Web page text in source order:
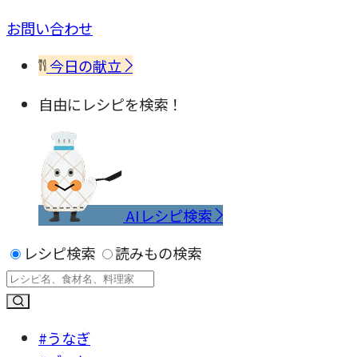
お問い合わせ
今日の献立
自由にレシピを検索！
AIレシピ検索
レシピ検索
読みもの検索
#うなぎ